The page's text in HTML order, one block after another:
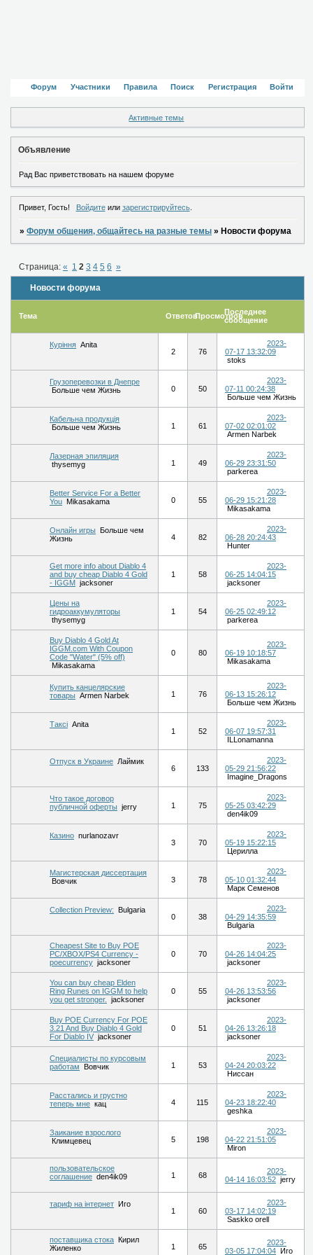
Форум Участники Правила Поиск Регистрация Войти
Активные темы
Объявление
Рад Вас приветствовать на нашем форуме
Привет, Гость! Войдитеили зарегистрируйтесь.
»Форум общения, общайтесь на разные темы »Новости форума
Новости форума
Страница:« 1 2 3 4 5 6 »
Тема ОтветовПросмотровПоследнее
сообщение
Куріння Anita
2
76
2023-
07-17 13:32:09
stoks
Грузоперевозки в Днепре
Больше чем Жизнь
0 50
2023-
07-11 00:24:38
Больше чем Жизнь
Кабельна продукція
Больше чем Жизнь
1 61
2023-
07-02 02:01:02
Armen Narbek
Лазерная эпиляция
thysemyg
1 49
2023-
06-29 23:31:50
parkerea
Better Service For a Better
You Mikasakama 0 55
2023-
06-29 15:21:28
Mikasakama
Онлайн игры
Больше чем
Жизнь
4 82
2023-
06-28 20:24:43
Hunter
Get more info about Diablo 4
and buy cheap Diablo 4 Gold
- IGGM jacksoner
1 58
2023-
06-25 14:04:15
jacksoner
Цены на
гидроаккумуляторы
thysemyg
1 54
2023-
06-25 02:49:12
parkerea
Buy Diablo 4 Gold At
IGGM.com With Coupon
Code "Water" (5% off)
Mikasakama
0 80
2023-
06-19 10:18:57
Mikasakama
Купить канцелярские
товары Armen Narbek 1 76
2023-
06-13 15:26:12
Больше чем Жизнь
Таксі Anita
1
52
2023-
06-07 19:57:31
ILLonamanna
Отпуск в Украине Лаймик
6
133
2023-
05-29 21:56:22
Imagine_Dragons
Что такое договор
публичной оферты jerry 1 75
2023-
05-25 03:42:29
den4ik09
Казино nurlanozavr
3
70
2023-
05-19 15:22:15
Церилла
Магистерская диссертация
Вовчик
3 78
2023-
05-10 01:32:44
Марк Семенов
Collection Preview:
Bulgaria
0
38
2023-
04-29 14:35:59
Bulgaria
Cheapest Site to Buy POE
PC/XBOX/PS4 Currency -
poecurrency jacksoner
0 70
2023-
04-26 14:04:25
jacksoner
You can buy cheap Elden
Ring Runes on IGGM to help
you get stronger.
jacksoner
0 55
2023-
04-26 13:53:56
jacksoner
Buy POE Currency For POE
3.21 And Buy Diablo 4 Gold
For Diablo IV jacksoner
0 51
2023-
04-26 13:26:18
jacksoner
Специалисты по курсовым
работам
Вовчик 1 53
2023-
04-24 20:03:22
Ниссан
Расстались и грустно
теперь мне кац 4 115
2023-
04-23 18:22:40
geshka
Заикание взрослого
Климцевец
5 198
2023-
04-22 21:51:05
Miron
пользовательское
соглашение den4ik09 1 68
2023-
04-14 16:03:52 jerry
тариф на інтернет
Иго
1
60
2023-
03-17 14:02:19
Saskko orell
поставщика стока
Кирил
Жиленко
1 65
2023-
03-05 17:04:04
Иго